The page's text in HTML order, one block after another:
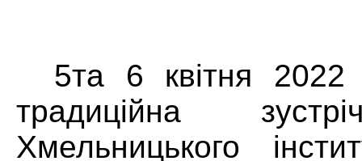
5та 6 квітня 2022
традиційна
Хмельницького